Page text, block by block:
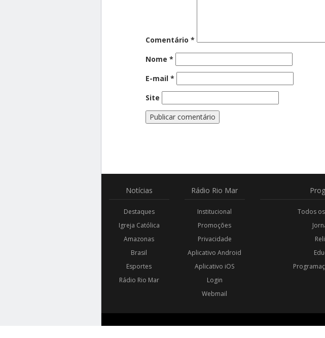
Comentário *
Nome *
E-mail *
Site
Notícias
Destaques
Igreja Católica
Amazonas
Brasil
Esportes
Rádio Rio Mar
Rádio Rio Mar
Institucional
Promoções
Privacidade
Aplicativo Android
Aplicativo iOS
Login
Webmail
Todos